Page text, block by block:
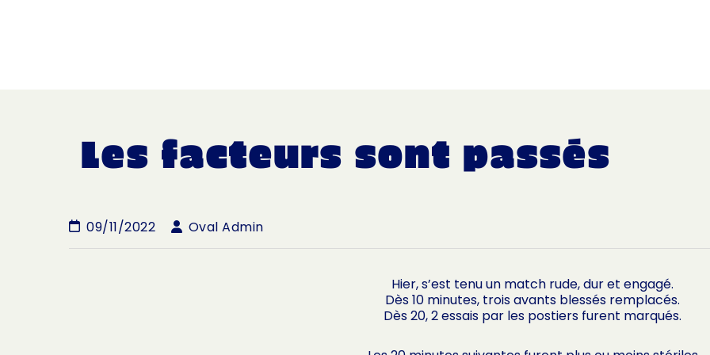
Les facteurs sont passés
09/11/2022 Oval Admin
Hier, s’est tenu un match rude, dur et engagé.
Dès 10 minutes, trois avants blessés remplacés.
Dès 20, 2 essais par les postiers furent marqués.